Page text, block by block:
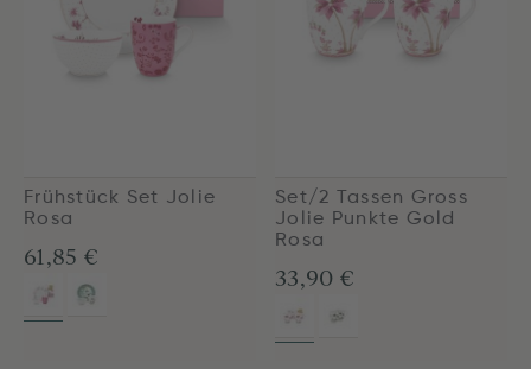
Frühstück Set Jolie
Rosa
61,85 €
Set/2 Tassen Gross
Jolie Punkte Gold
Rosa
33,90 €